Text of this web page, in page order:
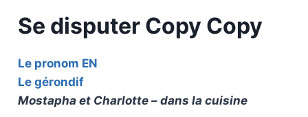
Se disputer Copy Copy
Le pronom EN
Le gérondif
Mostapha et Charlotte – dans la cuisine